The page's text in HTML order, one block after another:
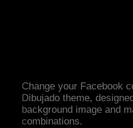
Change your Facebook
Dibujado theme,
background image and
combinations.